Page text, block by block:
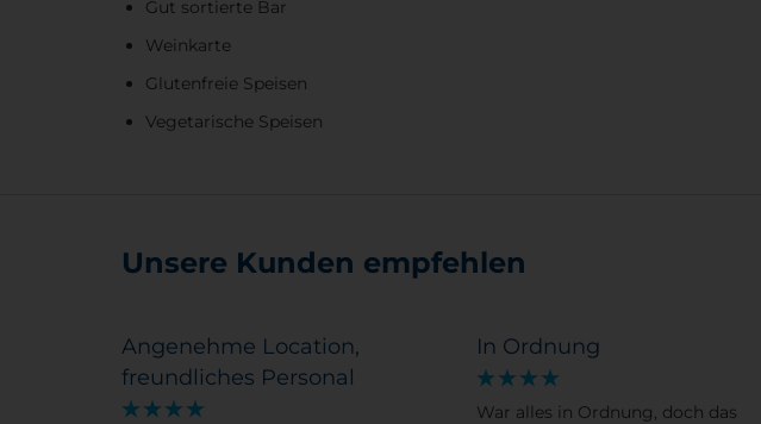
Gut sortierte Bar
Weinkarte
Glutenfreie Speisen
Vegetarische Speisen
Unsere Kunden empfehlen
Angenehme Location,
freundliches Personal
In Ordnung
War alles in Ordnung, doch das